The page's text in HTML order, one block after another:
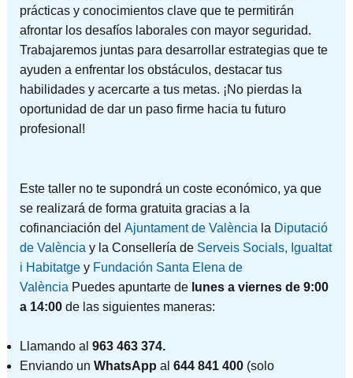
prácticas y conocimientos clave que te permitirán
afrontar los desafíos laborales con mayor seguridad.
Trabajaremos juntas para desarrollar estrategias que te
ayuden a enfrentar los obstáculos, destacar tus
habilidades y acercarte a tus metas. ¡No pierdas la
oportunidad de dar un paso firme hacia tu futuro
profesional!
Este taller no te supondrá un coste económico, ya que
se realizará de forma gratuita gracias a la
cofinanciación del Ajuntament de València la Diputació
de València y la Consellería de Serveis Socials, Igualtat
i Habitatgey Fundación Santa Elena de
València Puedes apuntarte delunes a viernes de 9:00
a 14:00de las siguientes maneras:
Llamando al 963 463 374.
Enviando un WhatsApp al 644 841 400(solo